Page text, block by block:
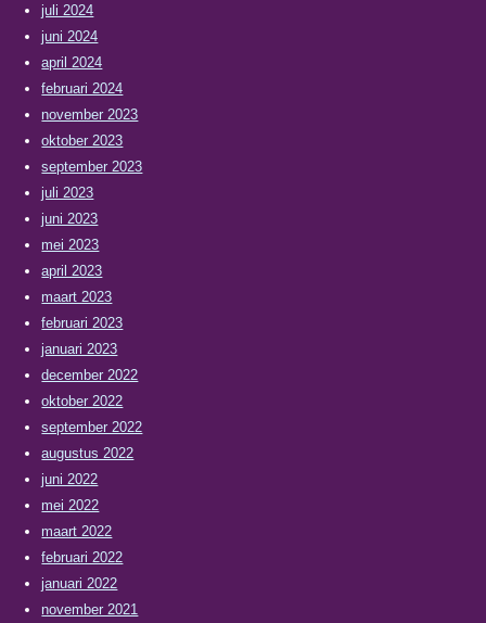
juli 2024
juni 2024
april 2024
februari 2024
november 2023
oktober 2023
september 2023
juli 2023
juni 2023
mei 2023
april 2023
maart 2023
februari 2023
januari 2023
december 2022
oktober 2022
september 2022
augustus 2022
juni 2022
mei 2022
maart 2022
februari 2022
januari 2022
november 2021